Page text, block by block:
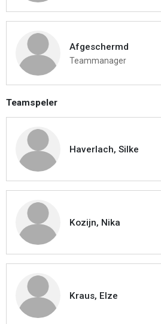
Afgeschermd
Teammanager
Teamspeler
Haverlach, Silke
Kozijn, Nika
Kraus, Elze